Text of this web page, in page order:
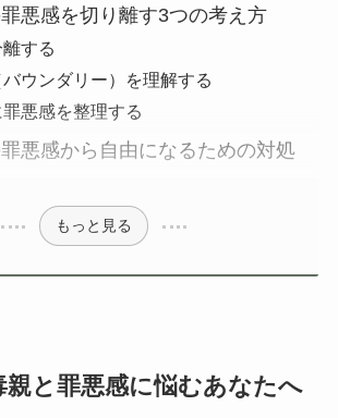
悪感を切り離す3つの考え方
する
ウンダリー）を理解する
悪感を整理する
悪感から自由になるための対処
もっと見る
親と罪悪感に悩むあなたへ